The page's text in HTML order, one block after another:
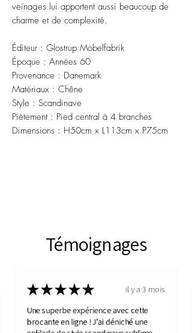
Témoignages
★★★★★
il y a 3 mois
Une superbe expérience avec cette
brocante en ligne ! J’ai déniché une
veinages lui apportent aussi beaucoup de
charme et de complexité.
Éditeur : Glostrup Mobelfabrik
Époque : Années 60
Provenance : Danemark
Matériaux : Chêne
Style : Scandinave
Piètement : Pied central à 4 branches
Dimensions : H50cm x L113cm x P75cm